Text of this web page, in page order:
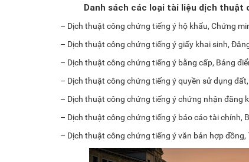
Danh sách các loại tài liệu dịch thuật
– Dịch thuật công chứng tiếng ý hộ khẩu, Chứng
– Dịch thuật công chứng tiếng ý giấy khai sinh,
– Dịch thuật công chứng tiếng ý bằng cấp, Bảng
– Dịch thuật công chứng tiếng ý quyền sử dụng
– Dịch thuật công chứng tiếng ý chứng nhận đăng
– Dịch thuật công chứng tiếng ý báo cáo tài chính,
– Dịch thuật công chứng tiếng ý văn bản hợp đồng,